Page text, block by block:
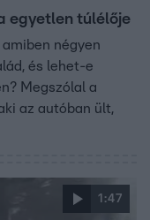
egyetlen túlélője
négyen
és lehet-e
Megszólal a
az autóban ült,
1:47